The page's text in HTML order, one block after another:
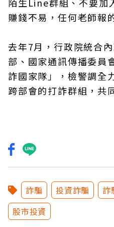
賺錢不易，任何老師報
去年7月，行政院統合
部、國家通訊傳播委員
詐國家隊」，檢警調全
跨部會的打詐群組，共
詐騙 投資詐騙 詐
股市投資